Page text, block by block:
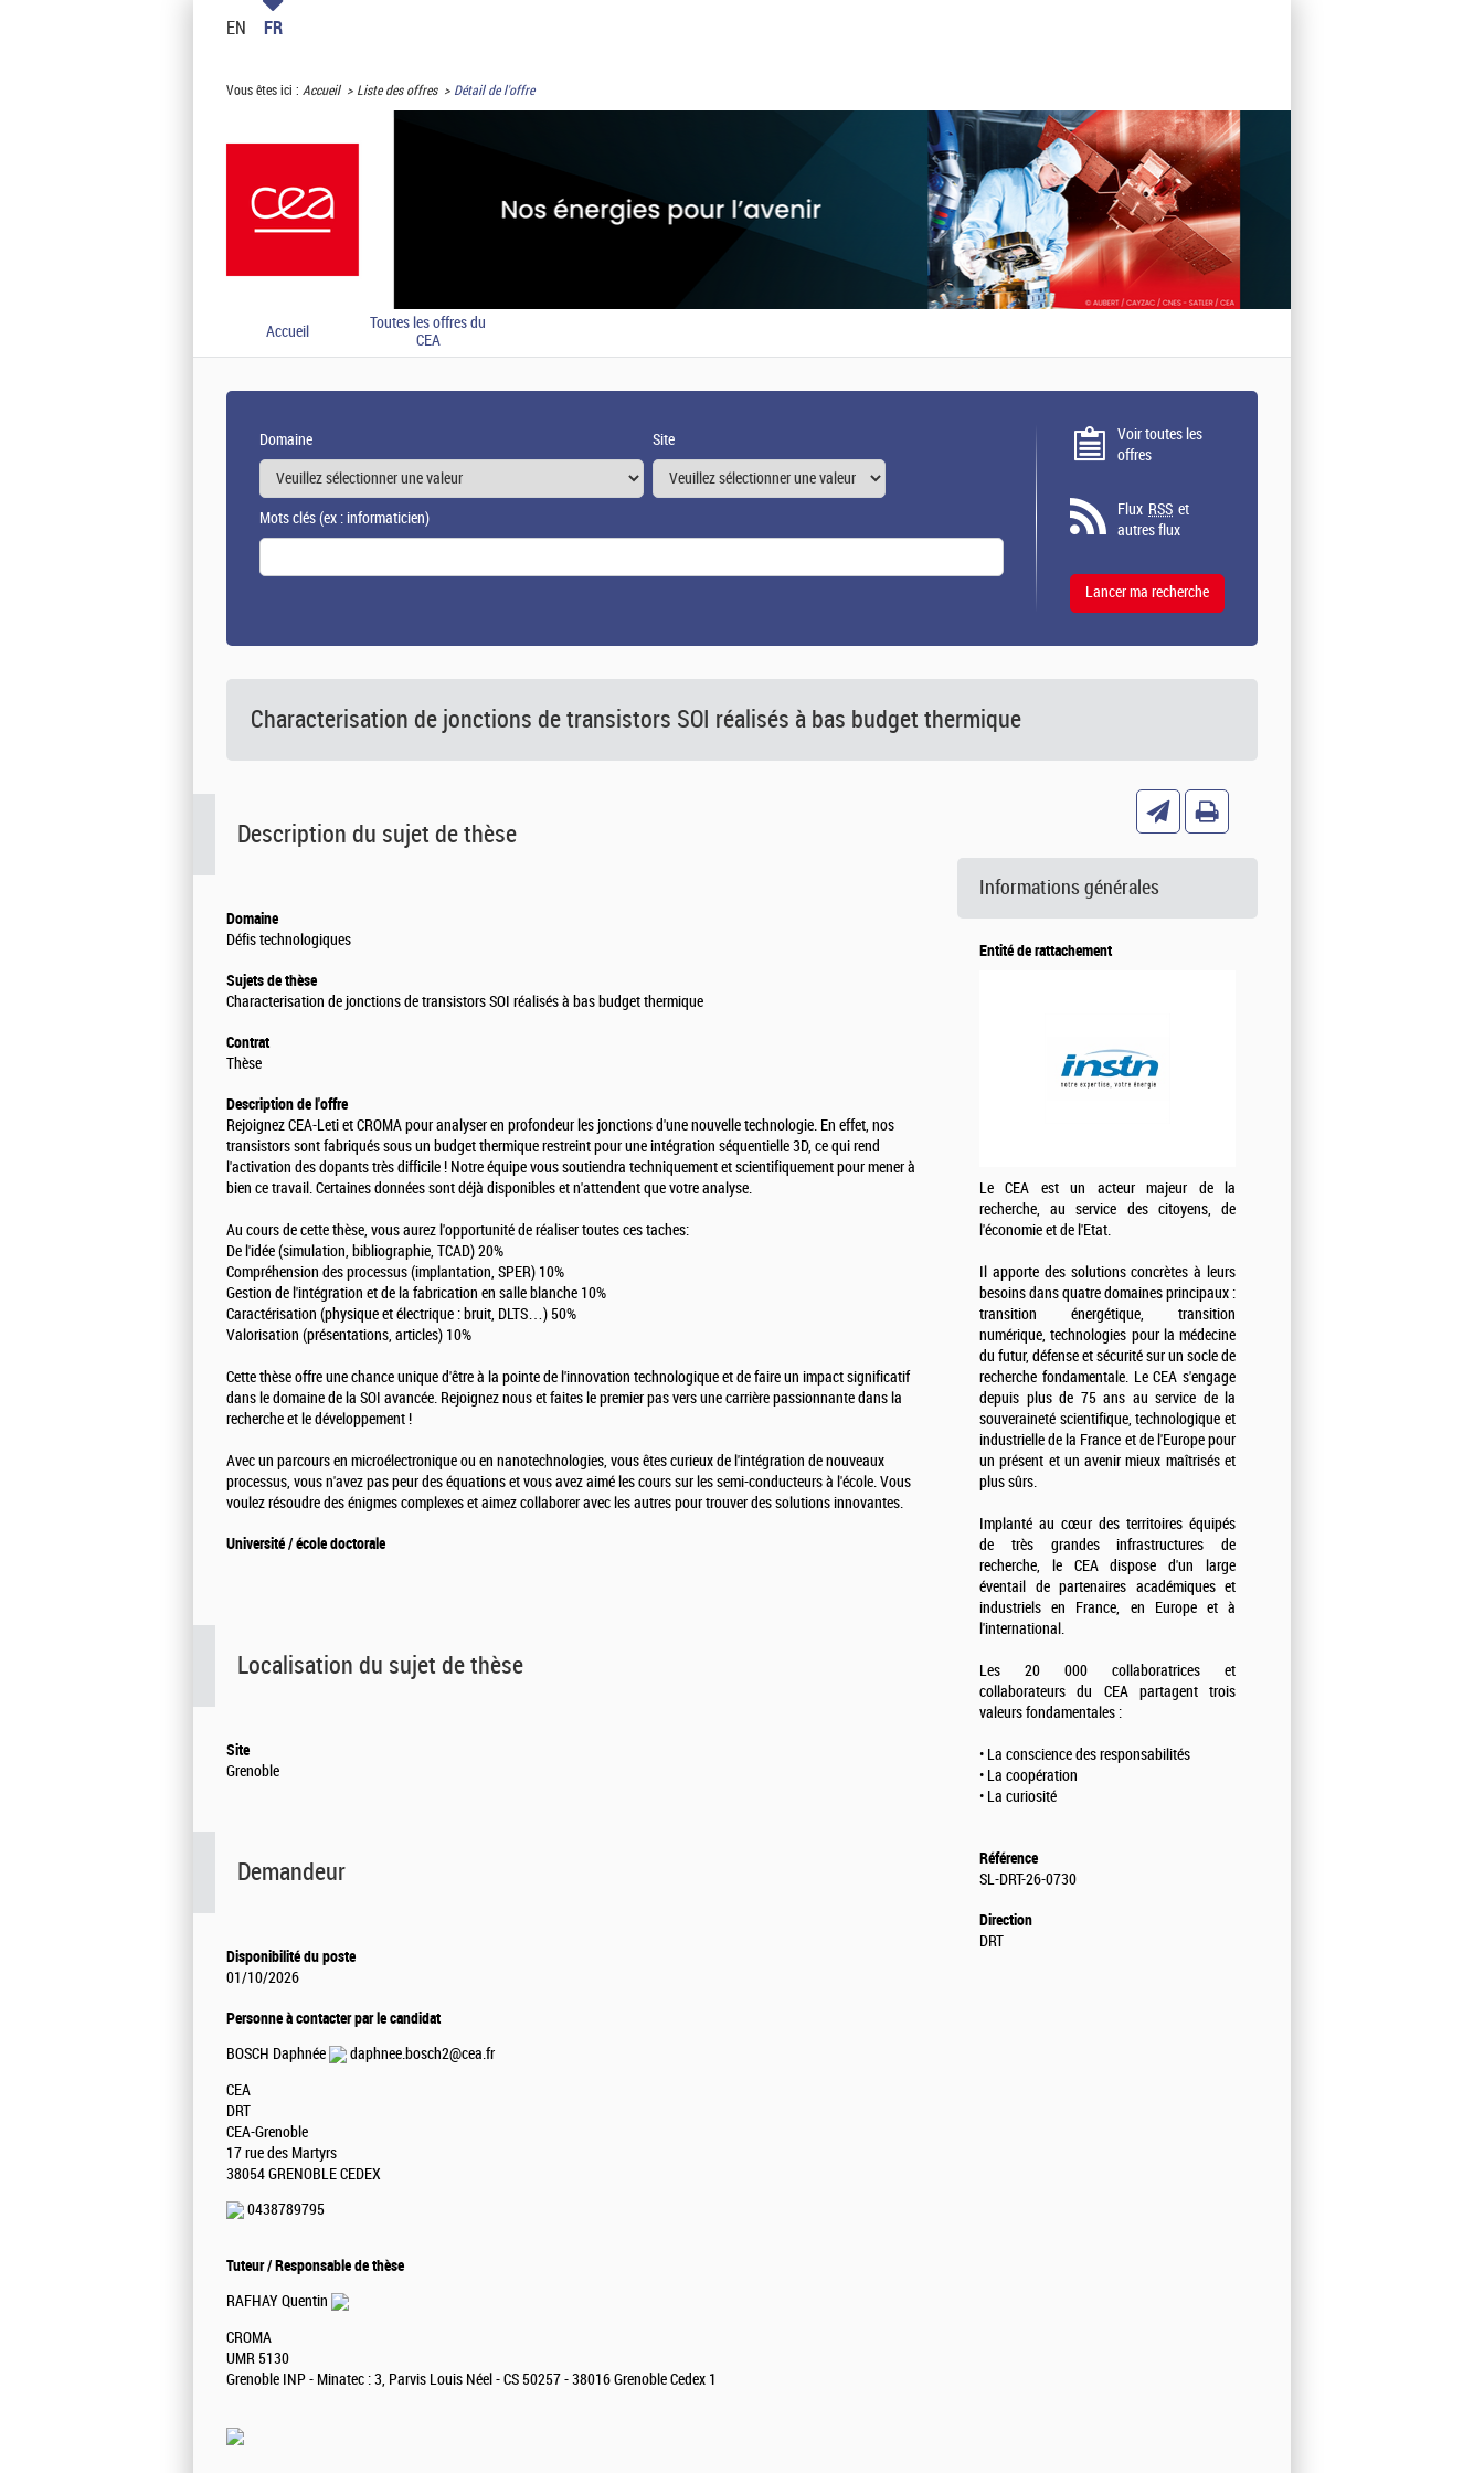
EN FR
Vous êtes ici : Accueil Liste des offres Détail de l'offre
Accueil
Toutes les offres du
CEA
Domaine Site
Mots clés(ex : informaticien)
Voir toutes les
offres
Flux RSS et
autres flux
Characterisation de jonctions de transistors SOI réalisés à bas budget thermique
Description du sujet de thèse
Domaine
Défis technologiques
Sujets de thèse
Characterisation de jonctions de transistors SOI réalisés à bas budget thermique
Contrat
Thèse
Description de l'offre
Rejoignez CEA-Leti et CROMA pour analyser en profondeur les jonctions d'une nouvelle technologie. En effet, nos
transistors sont fabriqués sous un budget thermique restreint pour une intégration séquentielle 3D, ce qui rend
l'activation des dopants très difficile ! Notre équipe vous soutiendra techniquement et scientifiquement pour mener à
bien ce travail. Certaines données sont déjà disponibles et n'attendent que votre analyse.
Au cours de cette thèse, vous aurez l'opportunité de réaliser toutes ces taches:
De l'idée (simulation, bibliographie, TCAD) 20%
Compréhension des processus (implantation, SPER) 10%
Gestion de l'intégration et de la fabrication en salle blanche 10%
Caractérisation (physique et électrique : bruit, DLTS…) 50%
Valorisation (présentations, articles) 10%
Cette thèse offre une chance unique d'être à la pointe de l'innovation technologique et de faire un impact significatif
dans le domaine de la SOI avancée. Rejoignez nous et faites le premier pas vers une carrière passionnante dans la
recherche et le développement !
Avec un parcours en microélectronique ou en nanotechnologies, vous êtes curieux de l'intégration de nouveaux
processus, vous n'avez pas peur des équations et vous avez aimé les cours sur les semi-conducteurs à l'école. Vous
voulez résoudre des énigmes complexes et aimez collaborer avec les autres pour trouver des solutions innovantes.
Université / école doctorale
Localisation du sujet de thèse
Site
Grenoble
Demandeur
Disponibilité du poste
01/10/2026
Personne à contacter par le candidat
BOSCH Daphnée
daphnee.bosch2@cea.fr
CEA
DRT
CEA-Grenoble
17 rue des Martyrs
38054 GRENOBLE CEDEX
0438789795
Tuteur / Responsable de thèse
RAFHAY Quentin
CROMA
UMR 5130
Grenoble INP - Minatec : 3, Parvis Louis Néel - CS 50257 - 38016 Grenoble Cedex 1
Informations générales
Entité de rattachement
Le CEA est un acteur majeur de la
recherche, au service des citoyens, de
l'économie et de l'Etat.
Il apporte des solutions concrètes à leurs
besoins dans quatre domaines principaux :
transition énergétique, transition
numérique, technologies pour la médecine
du futur, défense et sécurité sur un socle de
recherche fondamentale. Le CEA s'engage
depuis plus de 75 ans au service de la
souveraineté scientifique, technologique et
industrielle de la France et de l'Europe pour
un présent et un avenir mieux maîtrisés et
plus sûrs.
Implanté au cœur des territoires équipés
de très grandes infrastructures de
recherche, le CEA dispose d'un large
éventail de partenaires académiques et
industriels en France, en Europe et à
l'international.
Les 20 000 collaboratrices et
collaborateurs du CEA partagent trois
valeurs fondamentales :
• La conscience des responsabilités
• La coopération
• La curiosité
Référence
SL-DRT-26-0730
Direction
DRT